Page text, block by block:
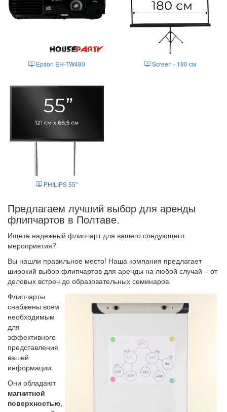
Epson EH-TW480 Screen - 180 см
PHILIPS 55"
Предлагаем лучший выбор для аренды
флипчартов в Полтаве.
Ищете надежный флипчарт для вашего следующего
мероприятия?
Вы нашли правильное место! Наша компания предлагает
широкий выбор флипчартов для аренды на любой случай – от
деловых встреч до образовательных семинаров.
Флипчарты
снабжены всем
необходимым
для
эффективного
представления
вашей
информации.
Они обладают
магнитной
поверхностью,